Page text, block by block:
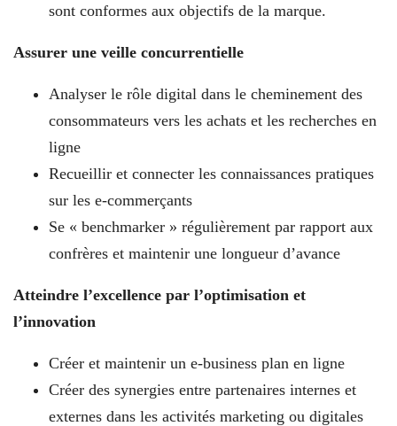
sont conformes aux objectifs de la marque.
Assurer une veille concurrentielle
Analyser le rôle digital dans le cheminement des
consommateurs vers les achats et les recherches en
ligne
Recueillir et connecter les connaissances pratiques
sur les e-commerçants
Se « benchmarker » régulièrement par rapport aux
confrères et maintenir une longueur d’avance
Atteindre l’excellence par l’optimisation et
l’innovation
Créer et maintenir un e-business plan en ligne
Créer des synergies entre partenaires internes et
externes dans les activités marketing ou digitales